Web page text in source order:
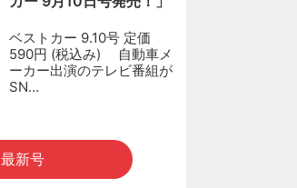
ベストカー 9.10号 定価
590円 (税込み) 自動車メ
ーカー出演のテレビ番組が
SN…
最新号